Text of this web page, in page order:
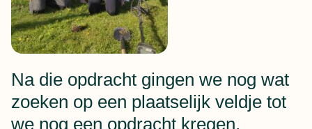
Na die opdracht gingen we nog wat
zoeken op een plaatselijk veldje tot
we nog een opdracht kregen.